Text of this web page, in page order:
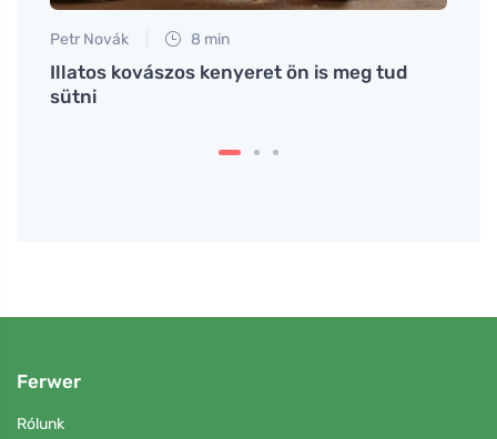
Petr Novák 8 min
Illatos kovászos kenyeret ön is meg tud
sütni
Ferwer
Rólunk